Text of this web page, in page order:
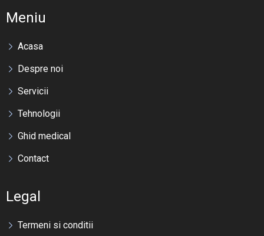
Meniu
Acasa
Despre noi
Servicii
Tehnologii
Ghid medical
Contact
Legal
Termeni si conditii